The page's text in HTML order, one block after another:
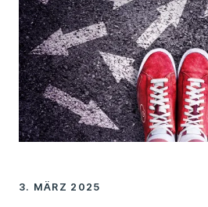
3. MÄRZ 2025